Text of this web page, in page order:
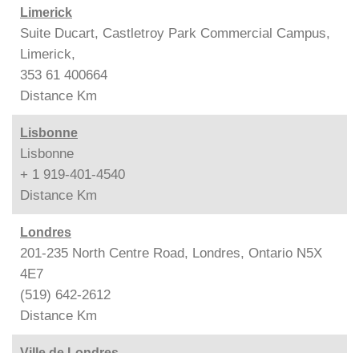
Limerick
Suite Ducart, Castletroy Park Commercial Campus,
Limerick,
353 61 400664
Distance Km
Lisbonne
Lisbonne
+ 1 919-401-4540
Distance Km
Londres
201-235 North Centre Road, Londres, Ontario N5X
4E7
(519) 642-2612
Distance Km